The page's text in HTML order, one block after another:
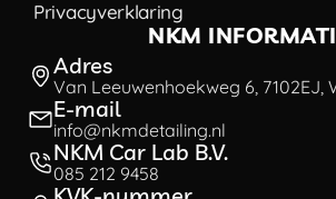
Privacyverklaring
NKM
Adres
Van Leeuwenhoekweg 6, 7102EJ,
E-mail
info@nkmdetailing.nl
NKM Car Lab B.V.
085 212 9458